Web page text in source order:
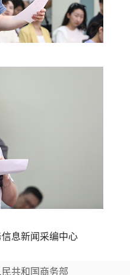
息新闻采编中心
共和国商务部